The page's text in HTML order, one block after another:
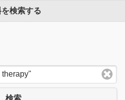
を検索する